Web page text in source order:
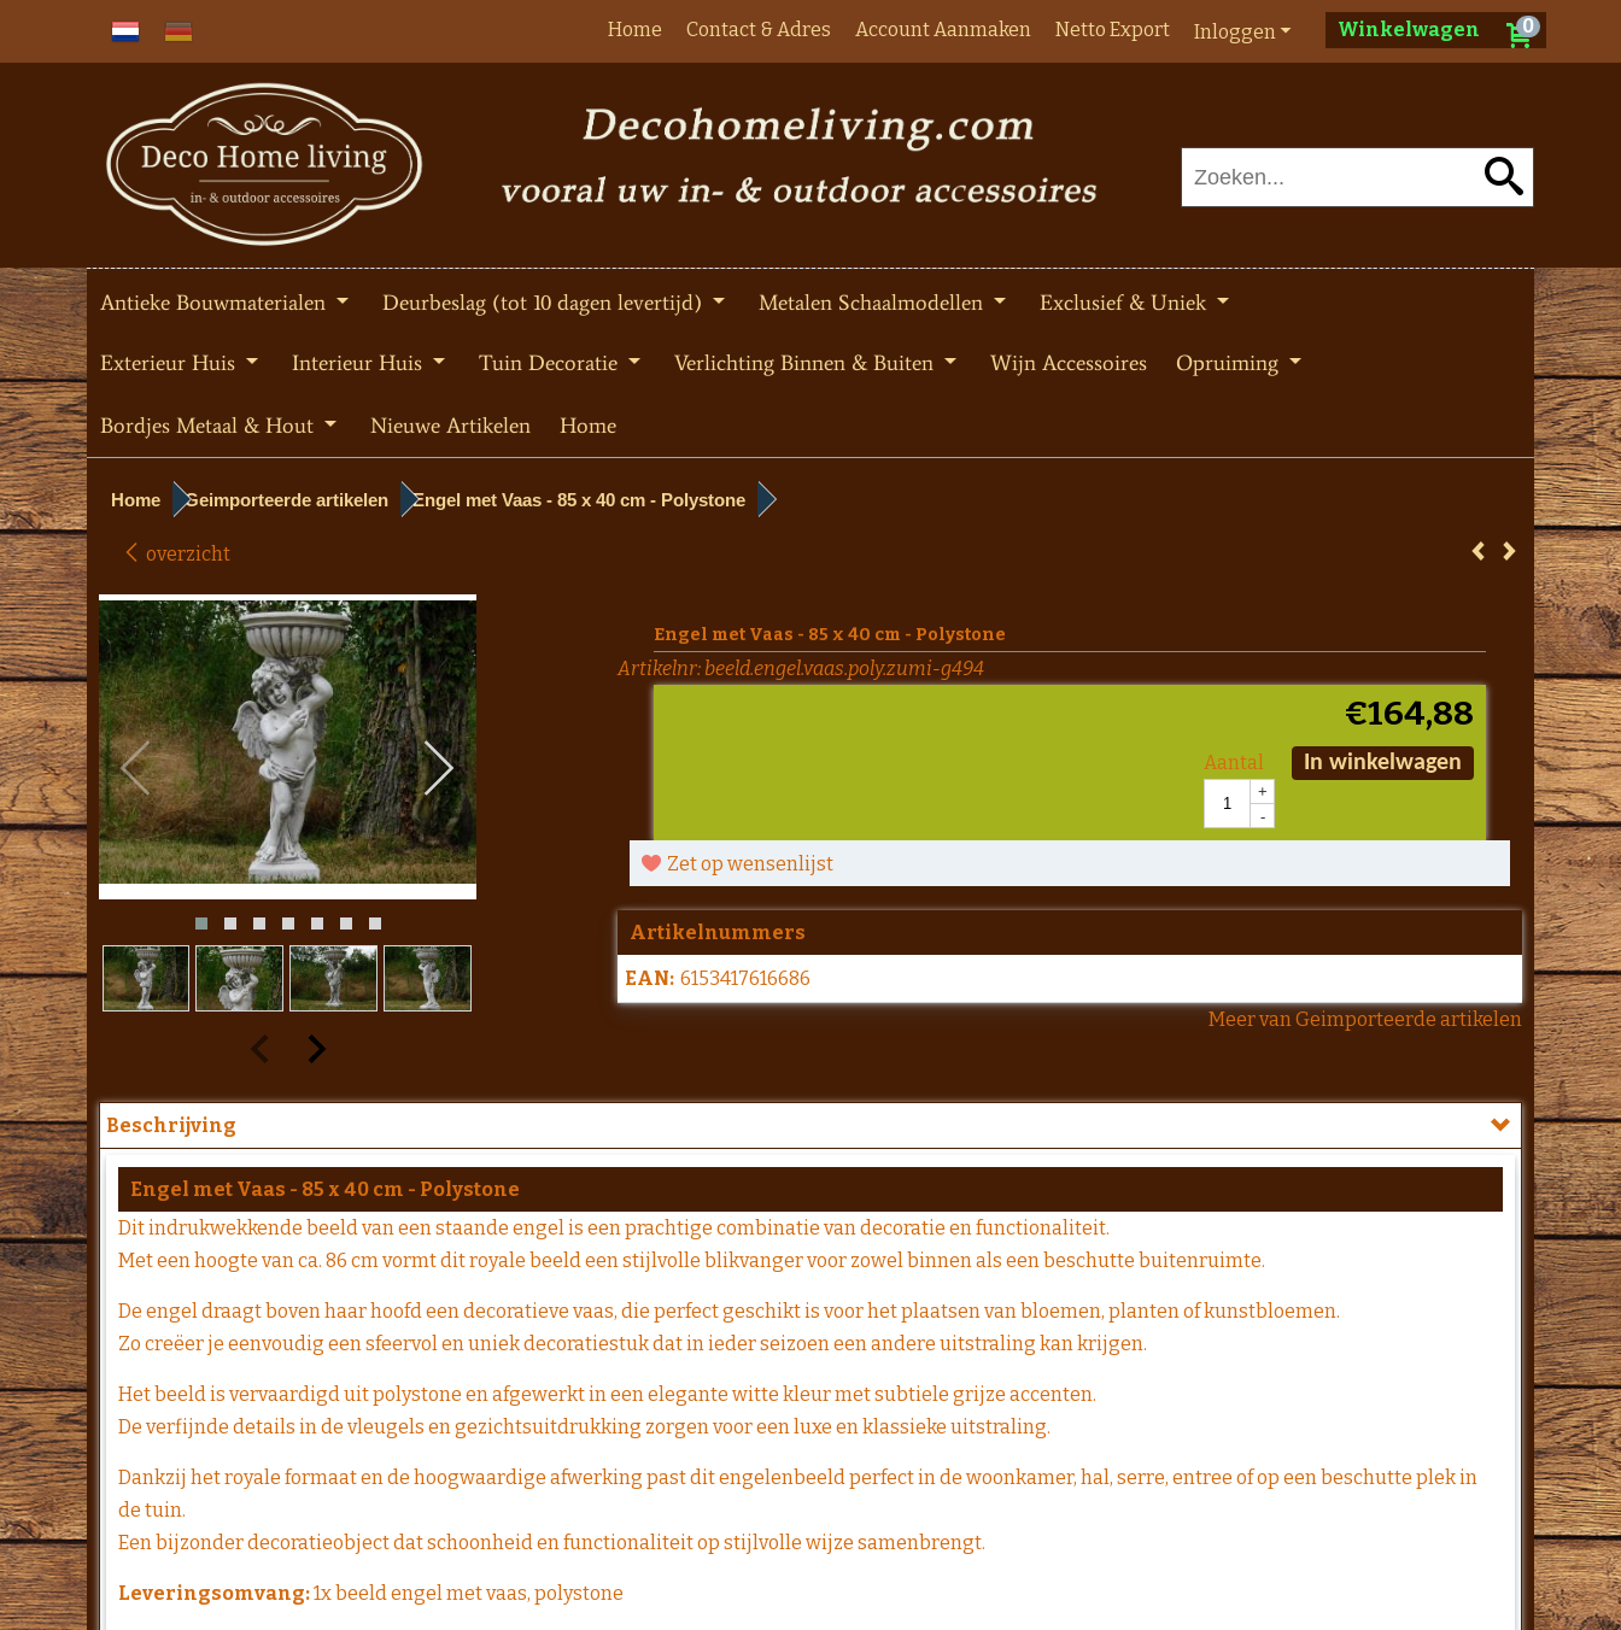
Winkelwagen 0
Inloggen
Home Contact & Adres Account Aanmaken Netto Export
Antieke Bouwmaterialen Deurbeslag (tot 10 dagen levertijd) Metalen Schaalmodellen Exclusief & Uniek
Exterieur Huis Interieur Huis Tuin Decoratie Verlichting Binnen & Buiten Wijn Accessoires Opruiming
Bordjes Metaal & Hout Nieuwe Artikelen Home
Home Geimporteerde artikelen Engel met Vaas - 85 x 40 cm - Polystone
overzicht
Engel met Vaas - 85 x 40 cm - Polystone
Artikelnr: beeld.engel.vaas.poly.zumi-g494
€164,88
Aantal
+
-
In winkelwagen
Zet op wensenlijst
Artikelnummers
EAN: 6153417616686
Meer van Geimporteerde artikelen
Beschrijving
Engel met Vaas - 85 x 40 cm - Polystone
Dit indrukwekkende beeld van een staande engel is een prachtige combinatie van decoratie en functionaliteit.
Met een hoogte van ca. 86 cm vormt dit royale beeld een stijlvolle blikvanger voor zowel binnen als een beschutte buitenruimte.
De engel draagt boven haar hoofd een decoratieve vaas, die perfect geschikt is voor het plaatsen van bloemen, planten of kunstbloemen.
Zo creëer je eenvoudig een sfeervol en uniek decoratiestuk dat in ieder seizoen een andere uitstraling kan krijgen.
Het beeld is vervaardigd uit polystone en afgewerkt in een elegante witte kleur met subtiele grijze accenten.
De verfijnde details in de vleugels en gezichtsuitdrukking zorgen voor een luxe en klassieke uitstraling.
Dankzij het royale formaat en de hoogwaardige afwerking past dit engelenbeeld perfect in de woonkamer, hal, serre, entree of op een beschutte plek in
de tuin.
Een bijzonder decoratieobject dat schoonheid en functionaliteit op stijlvolle wijze samenbrengt.
Leveringsomvang:1x beeld engel met vaas, polystone